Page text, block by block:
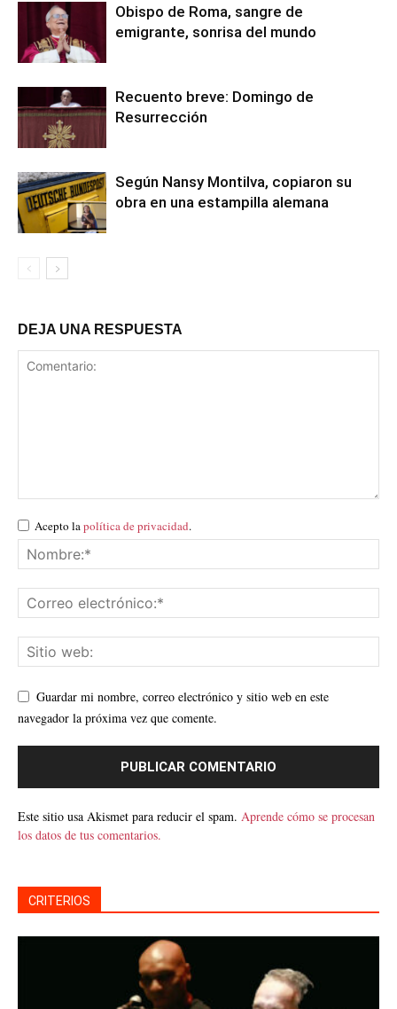
Obispo de Roma, sangre de
emigrante, sonrisa del mundo
Recuento breve: Domingo de
Resurrección
Según Nansy Montilva, copiaron su
obra en una estampilla alemana
DEJA UNA RESPUESTA
Acepto lapolítica de privacidad.
Guardar mi nombre, correo electrónico y sitio web en este
navegador la próxima vez que comente.
Este sitio usa Akismet para reducir el spam. Aprende cómo se procesan
los datos de tus comentarios.
CRITERIOS